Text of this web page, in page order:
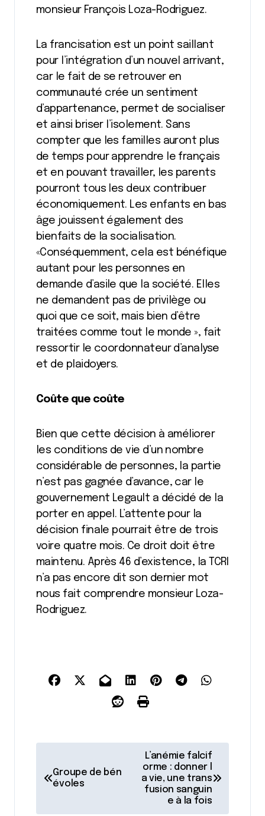
monsieur François Loza-Rodriguez.
La francisation est un point saillant
pour l’intégration d’un nouvel arrivant,
car le fait de se retrouver en
communauté crée un sentiment
d’appartenance, permet de socialiser
et ainsi briser l’isolement. Sans
compter que les familles auront plus
de temps pour apprendre le français
et en pouvant travailler, les parents
pourront tous les deux contribuer
économiquement. Les enfants en bas
âge jouissent également des
bienfaits de la socialisation.
«Conséquemment, cela est bénéfique
autant pour les personnes en
demande d’asile que la société. Elles
ne demandent pas de privilège ou
quoi que ce soit, mais bien d’être
traitées comme tout le monde », fait
ressortir le coordonnateur d’analyse
et de plaidoyers.
Coûte que coûte
Bien que cette décision à améliorer
les conditions de vie d’un nombre
considérable de personnes, la partie
n’est pas gagnée d’avance, car le
gouvernement Legault a décidé de la
porter en appel. L’attente pour la
décision finale pourrait être de trois
voire quatre mois. Ce droit doit être
maintenu. Après 46 d’existence, la TCRI
n’a pas encore dit son dernier mot
nous fait comprendre monsieur Loza-
Rodriguez.
i
Groupe de bén
évoles
L’anémie falcif
orme : donner l
a vie, une trans
fusion sanguin
e à la fois